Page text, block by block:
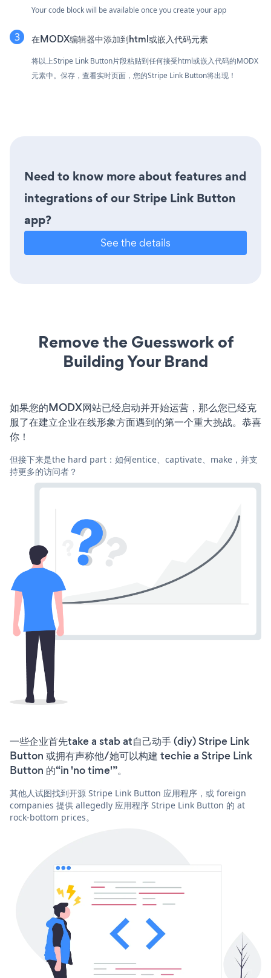
Your code block will be available once you create your app
在MODX编辑器中添加到html或嵌入代码元素
将以上Stripe Link Button片段粘贴到任何接受html或嵌入代码的MODX
元素中。保存，查看实时页面，您的Stripe Link Button将出现！
Need to know more about features and
integrations of our Stripe Link Button
app?
See the details
Remove the Guesswork of
Building Your Brand
如果您的MODX网站已经启动并开始运营，那么您已经克
服了在建立企业在线形象方面遇到的第一个重大挑战。恭喜
你！
但接下来是the hard part：如何entice、captivate、make，并支
持更多的访问者？
一些企业首先take a stab at自己动手 (diy) Stripe Link
Button 或拥有声称他/她可以构建 techie a Stripe Link
Button 的“in 'no time'”。
其他人试图找到开源 Stripe Link Button 应用程序，或 foreign
companies 提供 allegedly 应用程序 Stripe Link Button 的 at
rock-bottom prices。